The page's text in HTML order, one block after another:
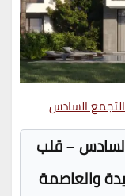
التجمع السادس
– قلب
والعاصمة